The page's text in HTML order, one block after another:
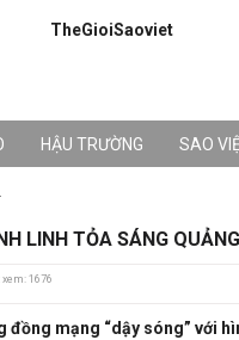
TheGioiSaoviet
HẬU TRƯỜNG SAO
LINH TỎA SÁNG
xem: 1676
đồng mạng “dậy sóng” với